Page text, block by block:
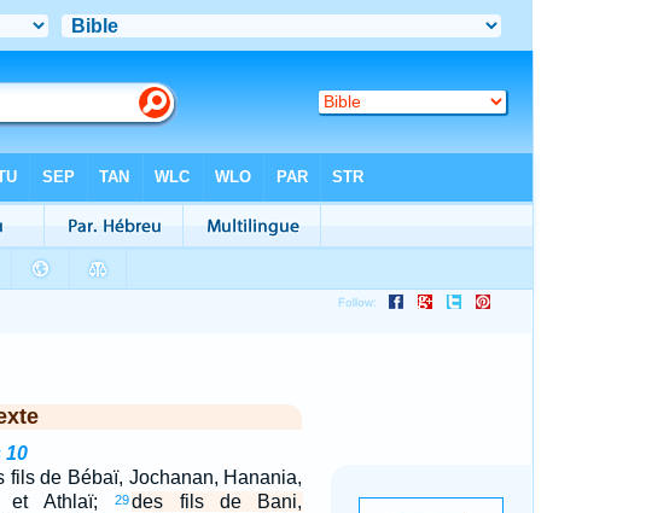
10
fils de Bébaï, Jochanan, Hanania,
et Athlaï;
29des fils de Bani,